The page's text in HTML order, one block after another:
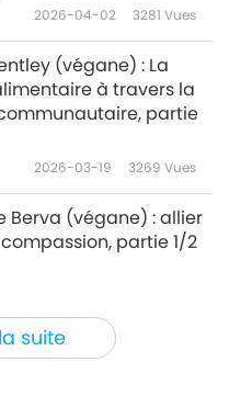
suite
2026-04-02 3281 Vues
(végane) : La
à travers la
partie
2026-03-19 3269 Vues
Berva (végane) : allier
partie 1/2
2026-03-10